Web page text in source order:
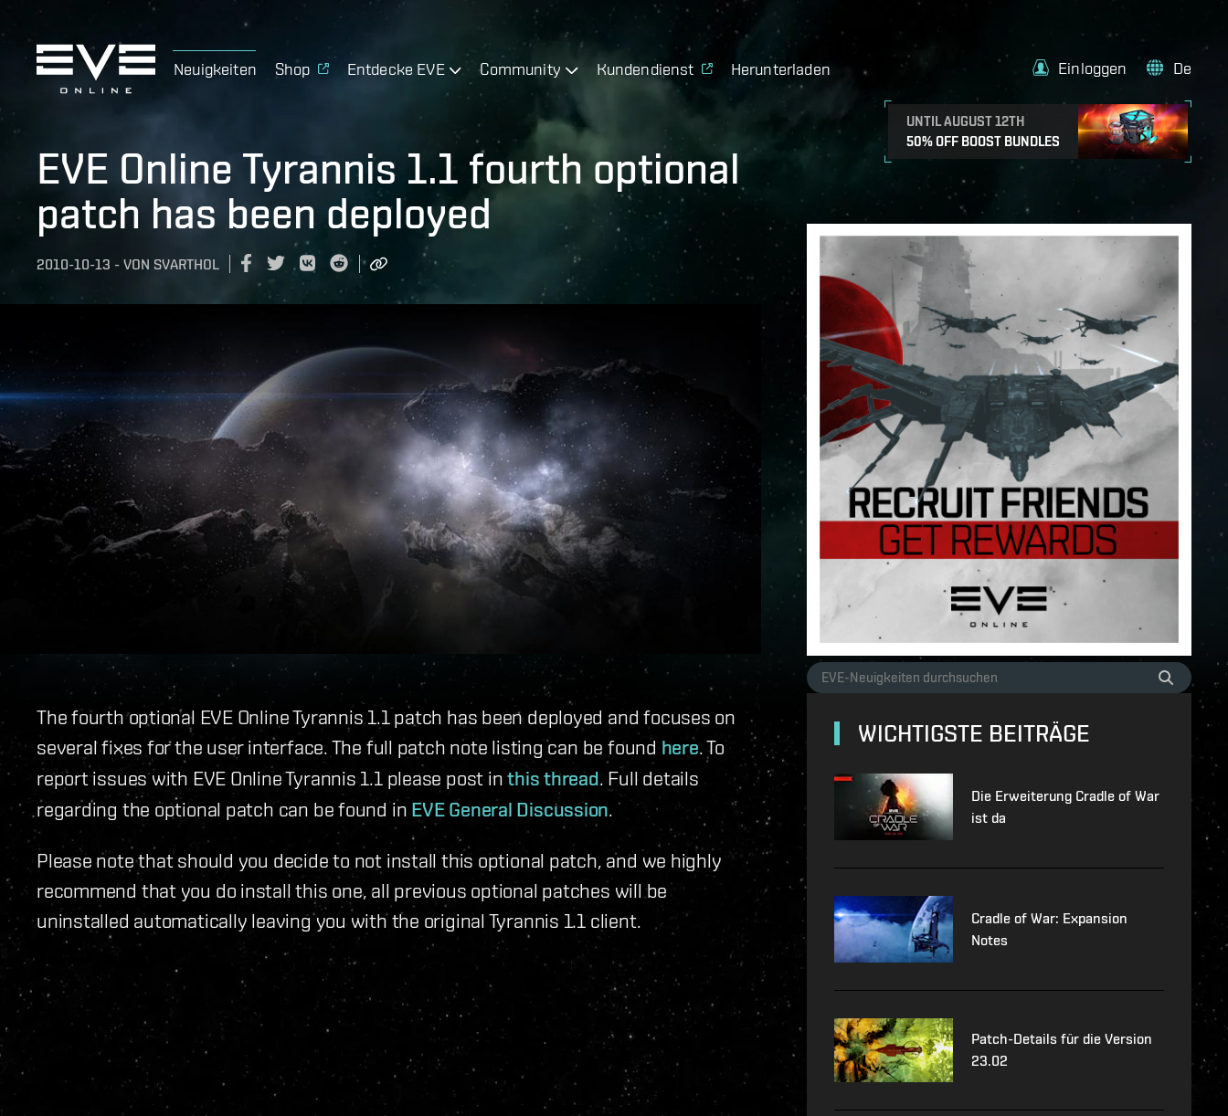
Neuigkeiten Shop Entdecke EVE Community Kundendienst Herunterladen
UNTIL AUGUST 12TH
50% OFF BOOST BUNDLES
Einloggen De
EVE Online Tyrannis 1.1 fourth optional
patch has been deployed
2010-10-13 - VON SVARTHOL
The fourth optional EVE Online Tyrannis 1.1 patch has been deployed and focuses on
several fixes for the user interface. The full patch note listing can be found here. To
report issues with EVE Online Tyrannis 1.1 please post inthis thread. Full details
regarding the optional patch can be found in EVE General Discussion.
Please note that should you decide to not install this optional patch, and we highly
recommend that you do install this one, all previous optional patches will be
uninstalled automatically leaving you with the original Tyrannis 1.1 client.
WICHTIGSTE BEITRÄGE
Die Erweiterung Cradle of War
ist da
Cradle of War: Expansion
Notes
Patch-Details für die Version
23.02